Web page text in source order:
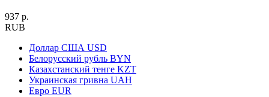
937 р.
RUB
Доллар США USD
Белорусский рубль BYN
Казахстанский тенге KZT
Украинская гривна UAH
Евро EUR